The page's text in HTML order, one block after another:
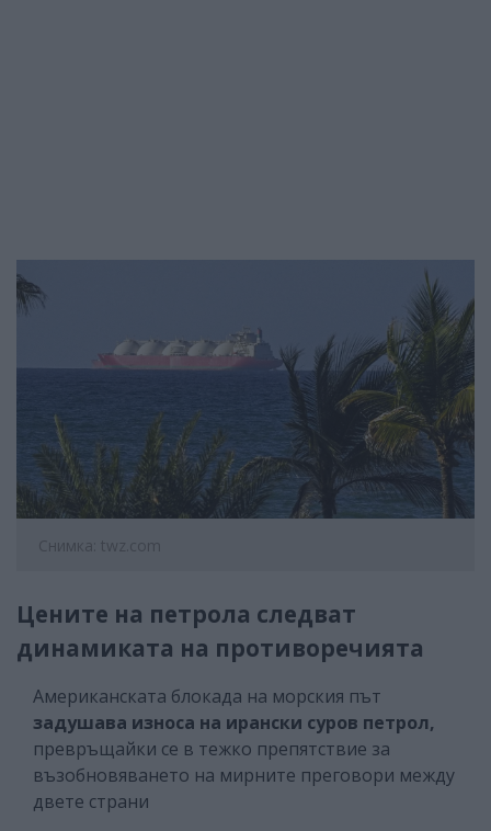
Снимка: twz.com
Цените на петрола следват
динамиката на противоречията
Американската блокада на морския път
задушава износа на ирански суров петрол,
превръщайки се в тежко препятствие за
възобновяването на мирните преговори между
двете страни